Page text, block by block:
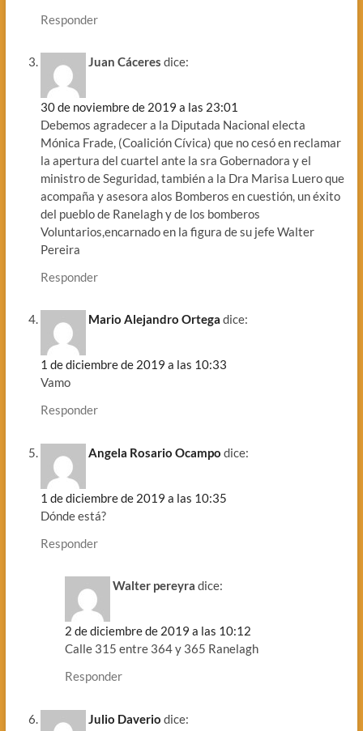
Responder
Juan Cáceres dice:
30 de noviembre de 2019 a las 23:01
Debemos agradecer a la Diputada Nacional electa
Mónica Frade, (Coalición Cívica) que no cesó en reclamar
la apertura del cuartel ante la sra Gobernadora y el
ministro de Seguridad, también a la Dra Marisa Luero que
acompaña y asesora alos Bomberos en cuestión, un éxito
del pueblo de Ranelagh y de los bomberos
Voluntarios,encarnado en la figura de su jefe Walter
Pereira
Responder
Mario Alejandro Ortega dice:
1 de diciembre de 2019 a las 10:33
Vamo
Responder
Angela Rosario Ocampo dice:
1 de diciembre de 2019 a las 10:35
Dónde está?
Responder
Walter pereyra dice:
2 de diciembre de 2019 a las 10:12
Calle 315 entre 364 y 365 Ranelagh
Responder
Julio Daverio dice: